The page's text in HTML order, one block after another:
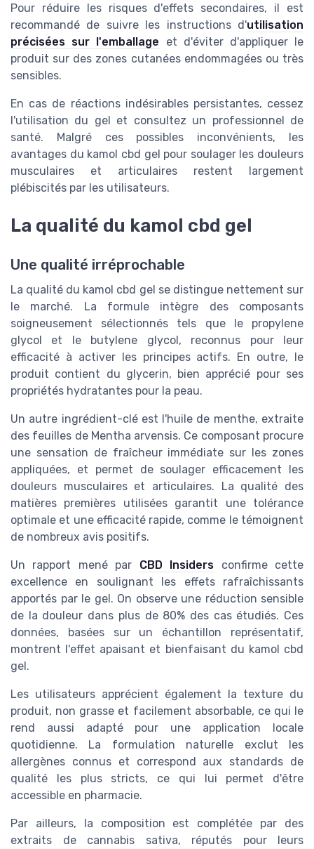
Pour réduire les risques d'effets secondaires, il est
recommandé de suivre les instructions d'utilisation
précisées sur l'emballage et d'éviter d'appliquer le
produit sur des zones cutanées endommagées ou très
sensibles.
En cas de réactions indésirables persistantes, cessez
l'utilisation du gel et consultez un professionnel de
santé. Malgré ces possibles inconvénients, les
avantages du kamol cbd gel pour soulager les douleurs
musculaires et articulaires restent largement
plébiscités par les utilisateurs.
La qualité du kamol cbd gel
Une qualité irréprochable
La qualité du kamol cbd gel se distingue nettement sur
le marché. La formule intègre des composants
soigneusement sélectionnés tels que le propylene
glycol et le butylene glycol, reconnus pour leur
efficacité à activer les principes actifs. En outre, le
produit contient du glycerin, bien apprécié pour ses
propriétés hydratantes pour la peau.
Un autre ingrédient-clé est l'huile de menthe, extraite
des feuilles de Mentha arvensis. Ce composant procure
une sensation de fraîcheur immédiate sur les zones
appliquées, et permet de soulager efficacement les
douleurs musculaires et articulaires. La qualité des
matières premières utilisées garantit une tolérance
optimale et une efficacité rapide, comme le témoignent
de nombreux avis positifs.
Un rapport mené par CBD Insiders confirme cette
excellence en soulignant les effets rafraîchissants
apportés par le gel. On observe une réduction sensible
de la douleur dans plus de 80% des cas étudiés. Ces
données, basées sur un échantillon représentatif,
montrent l'effet apaisant et bienfaisant du kamol cbd
gel.
Les utilisateurs apprécient également la texture du
produit, non grasse et facilement absorbable, ce qui le
rend aussi adapté pour une application locale
quotidienne. La formulation naturelle exclut les
allergènes connus et correspond aux standards de
qualité les plus stricts, ce qui lui permet d'être
accessible en pharmacie.
Par ailleurs, la composition est complétée par des
extraits de cannabis sativa, réputés pour leurs